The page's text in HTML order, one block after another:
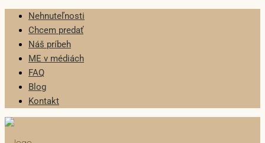
Nehnuteľnosti
Chcem predať
Náš príbeh
ME v médiách
FAQ
Blog
Kontakt